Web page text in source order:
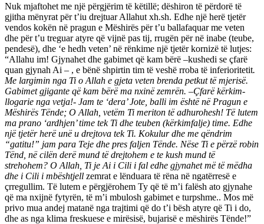
Nuk mjaftohet me një përgjërim të këtillë; dëshiron të përdorë të
gjitha mënyrat për t’iu drejtuar Allahut xh.sh. Edhe një herë tjetër
vendos kokën në pragun e Mëshirës për t’u ballafaquar me veten
dhe për t’u treguar atyre që vijnë pas tij, rrugën për në inabe (teube,
pendesë), dhe ‘e hedh veten’ në rënkime një tjetër kornizë të lutjes:
“Allahu im! Gjynahet dhe gabimet që kam bërë –kushedi se çfarë
quan gjynah Ai – , e bënë shpirtin tim të veshë rroba të inferioritetit.
Me largimin nga Ti o Allah e gjeta veten brenda petkut të mjerisë.
Gabimet gjigante që kam bërë ma nxinë zemrën. –Çfarë kërkim-
llogarie nga vetja!- Jam te ‘dera’ Jote, balli im është në Pragun e
Mëshirës Tënde; O Allah, vetëm Ti meriton të adhurohesh! Të lutem
ma prano ‘ardhjen’ time tek Ti dhe teuben (kërkimfalje) time. Edhe
një tjetër herë unë u drejtova tek Ti. Kokulur dhe me qëndrim
“gatitu!” jam para Teje dhe pres faljen Tënde. Nëse Ti e përzë robin
Tënd, në cilën derë mund të drejtohem e te kush mund të
strehohem? O Allah, Ti je Ai i Cili i fal edhe gjynahet më të mëdha
dhe i Cili i mbështjell zemrat e lënduara të rëna në ngatërresë e
çrregullim. Të lutem e përgjërohem Ty që të m’i falësh ato gjynahe
që ma nxijnë fytyrën, të m’i mbulosh gabimet e turpshme.. Mos më
privo mua andej matanë nga trajtimi që do t’i bësh atyre që Ti i do,
dhe as nga klima freskuese e mirësisë, bujarisë e mëshirës Tënde!”